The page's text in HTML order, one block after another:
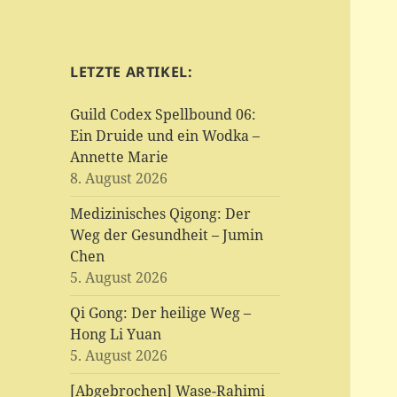
LETZTE ARTIKEL:
Guild Codex Spellbound 06:
Ein Druide und ein Wodka –
Annette Marie
8. August 2026
Medizinisches Qigong: Der
Weg der Gesundheit – Jumin
Chen
5. August 2026
Qi Gong: Der heilige Weg –
Hong Li Yuan
5. August 2026
[Abgebrochen] Wase-Rahimi